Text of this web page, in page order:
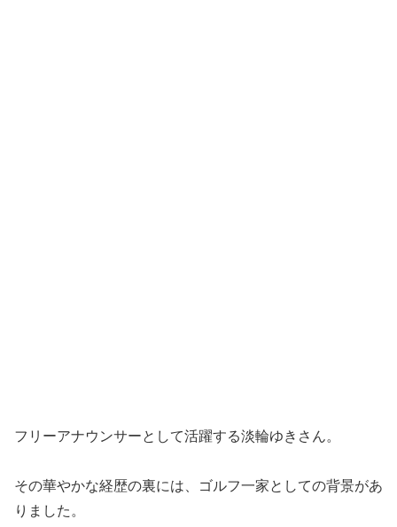
フリーアナウンサーとして活躍する淡輪ゆきさん。
その華やかな経歴の裏には、ゴルフ一家としての背景があ
りました。